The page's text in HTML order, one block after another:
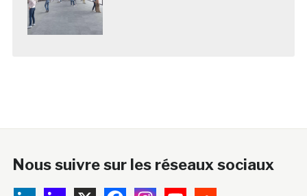
Nous suivre sur les réseaux sociaux